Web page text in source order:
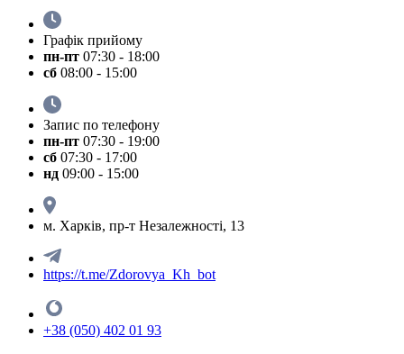
Графік прийому
пн-пт 07:30 - 18:00
сб 08:00 - 15:00
Запис по телефону
пн-пт 07:30 - 19:00
сб 07:30 - 17:00
нд 09:00 - 15:00
м. Харків, пр-т Незалежності, 13
https://t.me/Zdorovya_Kh_bot
+38 (050) 402 01 93